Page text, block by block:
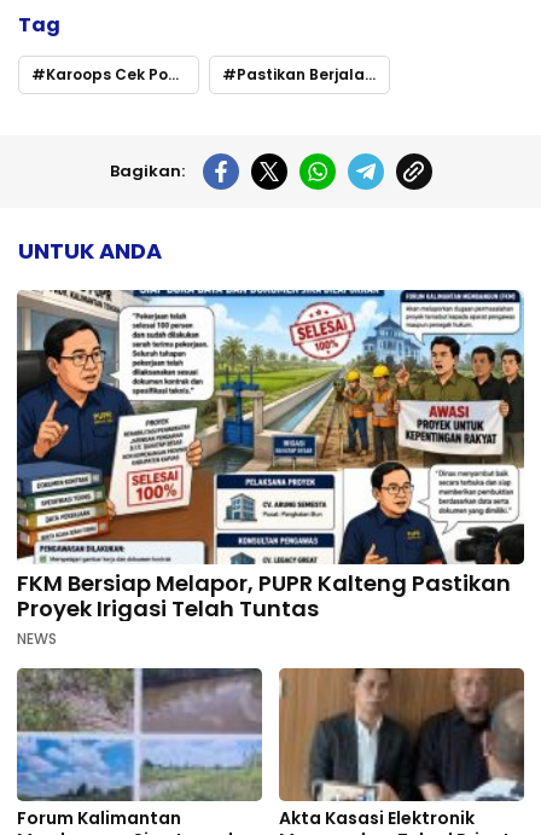
Tag
Karoops Cek Pos Terpadu Operasi Ketupat Telabang 2026 di Kapuas dan Pulang Pisau Pastikan Berjalan Baik
Bagikan:
UNTUK ANDA
FKM Bersiap Melapor, PUPR Kalteng Pastikan
Proyek Irigasi Telah Tuntas
NEWS
Forum Kalimantan
Akta Kasasi Elektronik